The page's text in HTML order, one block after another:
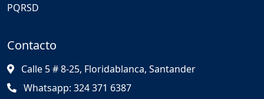
PQRSD
Contacto
Calle 5 # 8-25, Floridablanca, Santander
Whatsapp: 324 371 6387